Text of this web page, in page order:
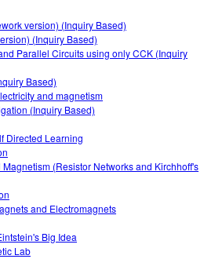
අනුහුරුකරණ
බෙදාගන්න
Guidelines
with PhET
version) (Inquiry Based)
(Inquiry Based)
Parallel Circuits using only CCK (Inquiry
Based)
and magnetism
(Inquiry Based)
Directed Learning
(Resistor Networks and Kirchhoff's
and Electromagnets
Big Idea
Lab